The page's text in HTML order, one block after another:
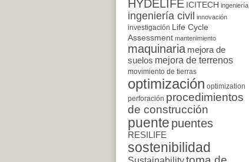
HYDELIFE ICITECH ingeniería
ingeniería civil innovación
investigación
Life Cycle
Assessment mantenimiento
maquinaria mejora de
suelos mejora de terrenos
movimiento de tierras
optimización optimization
perforación procedimientos
de construcción
puente puentes
RESILIFE
sostenibilidad